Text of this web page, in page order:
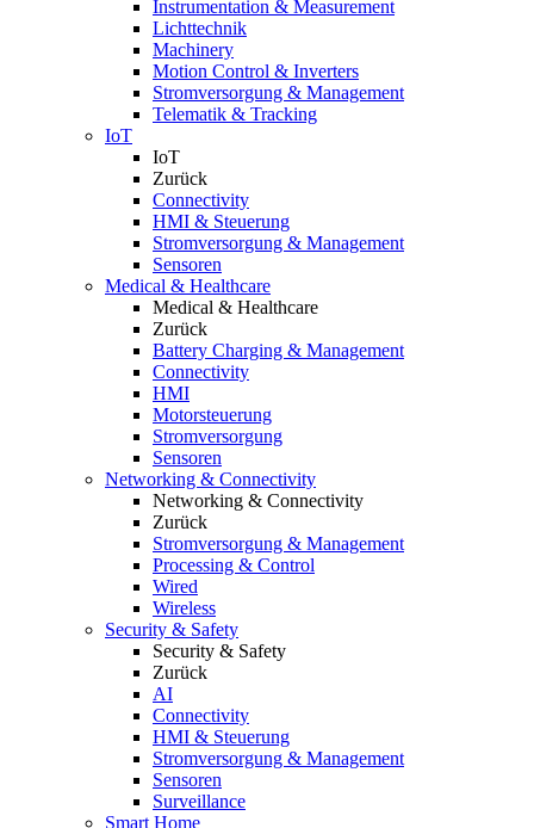
Instrumentation & Measurement
Lichttechnik
Machinery
Motion Control & Inverters
Stromversorgung & Management
Telematik & Tracking
IoT
IoT
Zurück
Connectivity
HMI & Steuerung
Stromversorgung & Management
Sensoren
Medical & Healthcare
Medical & Healthcare
Zurück
Battery Charging & Management
Connectivity
HMI
Motorsteuerung
Stromversorgung
Sensoren
Networking & Connectivity
Networking & Connectivity
Zurück
Stromversorgung & Management
Processing & Control
Wired
Wireless
Security & Safety
Security & Safety
Zurück
AI
Connectivity
HMI & Steuerung
Stromversorgung & Management
Sensoren
Surveillance
Smart Home